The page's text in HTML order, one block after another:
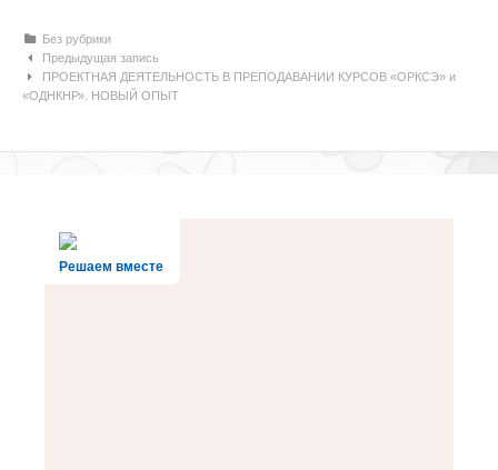
Рубрики
Без рубрики
Навигация по статьям
Предыдущая запись
ПРОЕКТНАЯ ДЕЯТЕЛЬНОСТЬ В ПРЕПОДАВАНИИ КУРСОВ «ОРКСЭ» и
«ОДНКНР». НОВЫЙ ОПЫТ
Решаем вместе